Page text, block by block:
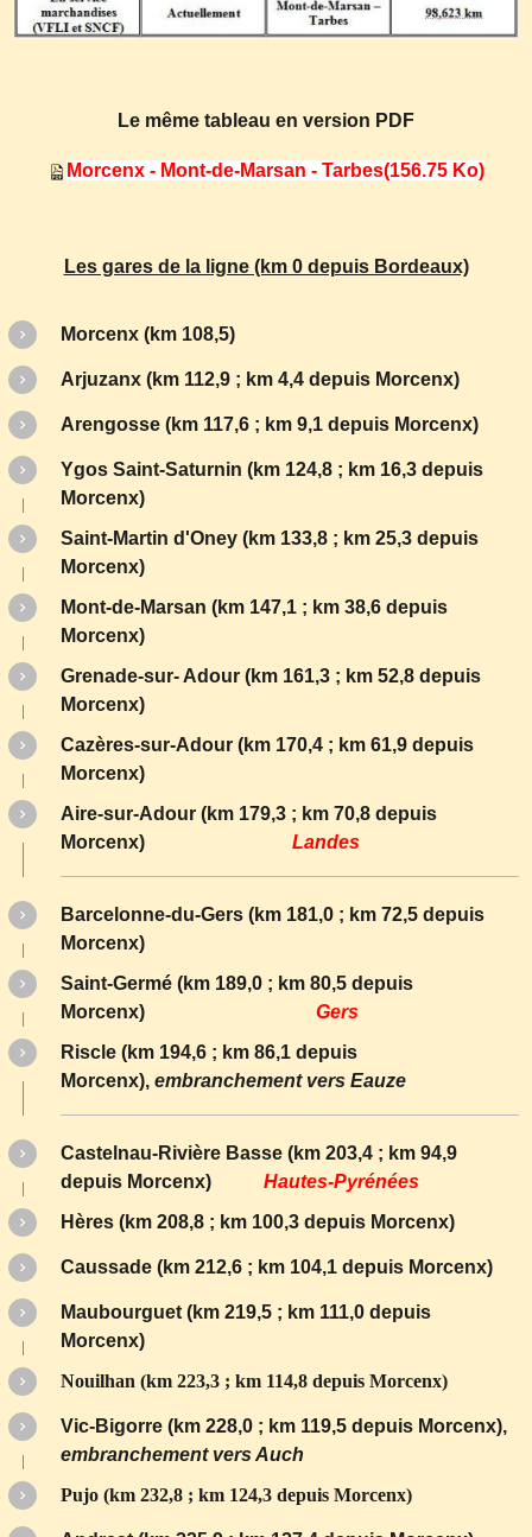
Le même tableau en version PDF
Morcenx - Mont-de-Marsan - Tarbes(156.75 Ko)
Les gares de la ligne (km 0 depuis Bordeaux)
Morcenx (km 108,5)
Arjuzanx (km 112,9 ; km 4,4 depuis Morcenx)
Arengosse (km 117,6 ; km 9,1 depuis Morcenx)
Ygos Saint-Saturnin (km 124,8 ; km 16,3 depuis
Morcenx)
Saint-Martin d'Oney (km 133,8 ; km 25,3 depuis
Morcenx)
Mont-de-Marsan (km 147,1 ; km 38,6 depuis
Morcenx)
Grenade-sur- Adour (km 161,3 ; km 52,8 depuis
Morcenx)
Cazères-sur-Adour (km 170,4 ; km 61,9 depuis
Morcenx)
Aire-sur-Adour (km 179,3 ; km 70,8 depuis
Morcenx) Landes
Barcelonne-du-Gers (km 181,0 ; km 72,5 depuis
Morcenx)
Saint-Germé (km 189,0 ; km 80,5 depuis
Morcenx) Gers
Riscle (km 194,6 ; km 86,1 depuis
Morcenx), embranchement vers Eauze
Castelnau-Rivière Basse (km 203,4 ; km 94,9
depuis Morcenx) Hautes-Pyrénées
Hères (km 208,8 ; km 100,3 depuis Morcenx)
Caussade (km 212,6 ; km 104,1 depuis Morcenx)
Maubourguet (km 219,5 ; km 111,0 depuis
Morcenx)
Nouilhan (km 223,3 ; km 114,8 depuis Morcenx)
Vic-Bigorre (km 228,0 ; km 119,5 depuis Morcenx),
embranchement vers Auch
Pujo (km 232,8 ; km 124,3 depuis Morcenx)